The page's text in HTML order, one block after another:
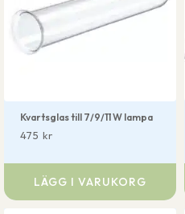
Kvartsglas till 7/9/11 W lampa
475 kr
LÄGG I VARUKORG